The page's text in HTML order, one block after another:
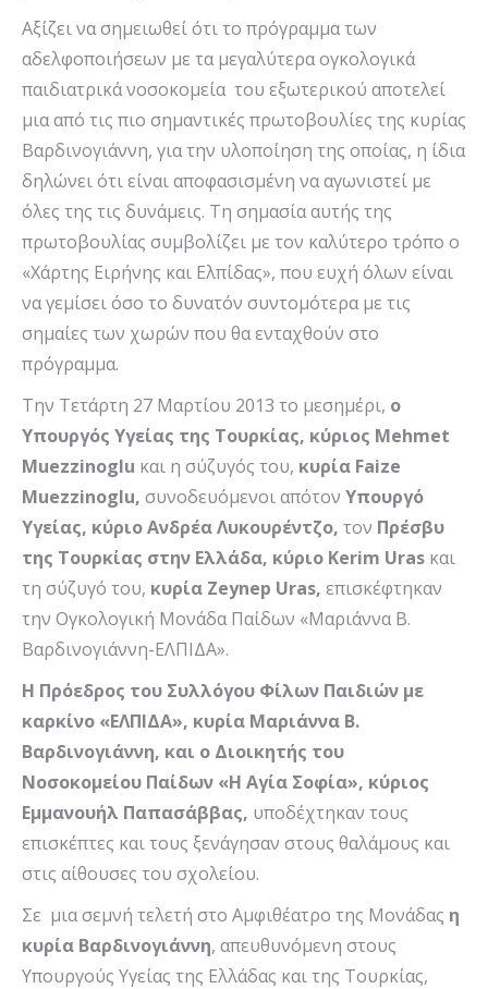
Αξίζει να σημειωθεί ότι το πρόγραμμα των
αδελφοποιήσεων με τα μεγαλύτερα ογκολογικά
παιδιατρικά νοσοκομεία του εξωτερικού αποτελεί
μια από τις πιο σημαντικές πρωτοβουλίες της κυρίας
Βαρδινογιάννη, για την υλοποίηση της οποίας, η ίδια
δηλώνει ότι είναι αποφασισμένη να αγωνιστεί με
όλες της τις δυνάμεις. Τη σημασία αυτής της
πρωτοβουλίας συμβολίζει με τον καλύτερο τρόπο ο
«Χάρτης Ειρήνης και Ελπίδας», που ευχή όλων είναι
να γεμίσει όσο το δυνατόν συντομότερα με τις
σημαίες των χωρών που θα ενταχθούν στο
πρόγραμμα.
Την Τετάρτη 27 Μαρτίου 2013 το μεσημέρι, ο
Υπουργός Υγείας της Τουρκίας, κύριος Mehmet
Muezzinoglu και η σύζυγός του, κυρία Faize
Muezzinoglu, συνοδευόμενοι απότον Υπουργό
Υγείας, κύριο Ανδρέα Λυκουρέντζο, τον Πρέσβυ
της Τουρκίας στην Ελλάδα, κύριο Kerim Uras και
τη σύζυγό του, κυρία Zeynep Uras, επισκέφτηκαν
την Ογκολογική Μονάδα Παίδων «Μαριάννα Β.
Βαρδινογιάννη-ΕΛΠΙΔΑ».
Η Πρόεδρος του Συλλόγου Φίλων Παιδιών με
καρκίνο «ΕΛΠΙΔΑ», κυρία Μαριάννα Β.
Βαρδινογιάννη, και ο Διοικητής του
Νοσοκομείου Παίδων «Η Αγία Σοφία», κύριος
Εμμανουήλ Παπασάββας, υποδέχτηκαν τους
επισκέπτες και τους ξενάγησαν στους θαλάμους και
στις αίθουσες του σχολείου.
Σε μια σεμνή τελετή στο Αμφιθέατρο της Μονάδας η
κυρία Βαρδινογιάννη, απευθυνόμενη στους
Υπουργούς Υγείας της Ελλάδας και της Τουρκίας,